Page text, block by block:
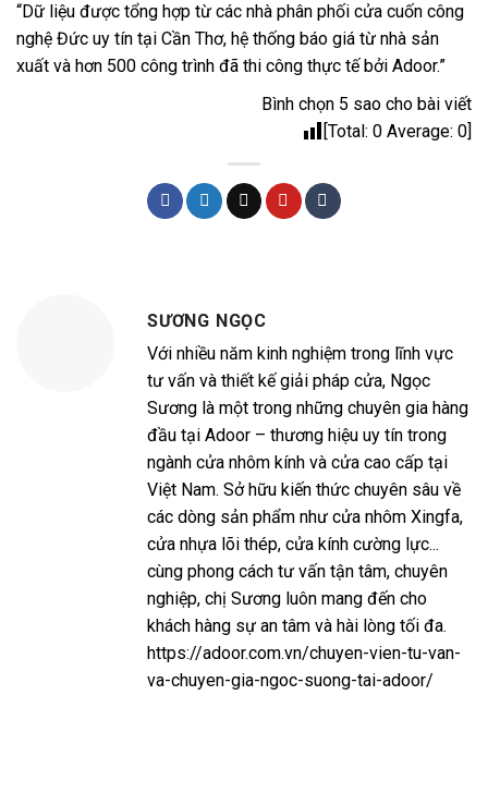
“Dữ liệu được tổng hợp từ các nhà phân phối cửa cuốn công
nghệ Đức uy tín tại Cần Thơ, hệ thống báo giá từ nhà sản
xuất và hơn 500 công trình đã thi công thực tế bởi Adoor.”
Bình chọn 5 sao cho bài viết
[Total: 0 Average: 0
SƯƠNG NGỌC
Với nhiều năm kinh nghiệm trong lĩnh vực
tư vấn và thiết kế giải pháp cửa, Ngọc
Sương là một trong những chuyên gia hàng
đầu tại Adoor – thương hiệu uy tín trong
ngành cửa nhôm kính và cửa cao cấp tại
Việt Nam. Sở hữu kiến thức chuyên sâu về
các dòng sản phẩm như cửa nhôm Xingfa,
cửa nhựa lõi thép, cửa kính cường lực...
cùng phong cách tư vấn tận tâm, chuyên
nghiệp, chị Sương luôn mang đến cho
khách hàng sự an tâm và hài lòng tối đa.
https://adoor.com.vn/chuyen-vien-tu-van-
va-chuyen-gia-ngoc-suong-tai-adoor/